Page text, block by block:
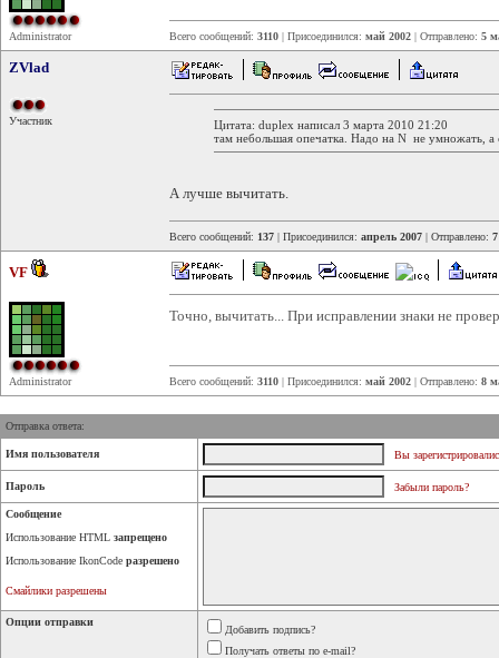
Administrator Всего сообщений: 3110 | Присоединился: май 2002 | Отправлено: 5
ZVlad
Участник
Цитата: duplex написал 3 марта 2010 21:20
там небольшая опечатка. Надо на N не умножать, а
А лучше вычитать.
Всего сообщений: 137 | Присоединился: апрель 2007 | Отправлено:
VF
Administrator
Точно, вычитать... При исправлении знаки не
Всего сообщений: 3110 | Присоединился: май 2002 | Отправлено: 8
Отправка ответа:
Имя пользователя Вы
Пароль Забыли пароль?
Сообщение
Использование HTML запрещено
Использование IkonCode разрешено
Смайлики разрешены
Опции отправки
Добавить подпись?
Получать ответы по e-mail?